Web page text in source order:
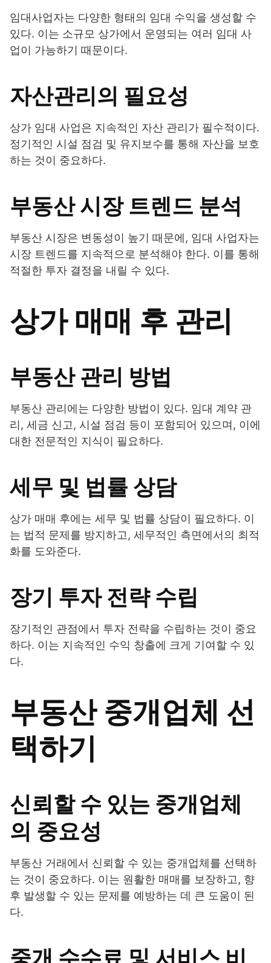
임대사업자는 다양한 형태의 임대 수익을 생성할 수
있다. 이는 소규모 상가에서 운영되는 여러 임대 사
업이 가능하기 때문이다.
자산관리의 필요성
상가 임대 사업은 지속적인 자산 관리가 필수적이다.
정기적인 시설 점검 및 유지보수를 통해 자산을 보호
하는 것이 중요하다.
부동산 시장 트렌드 분석
부동산 시장은 변동성이 높기 때문에, 임대 사업자는
시장 트렌드를 지속적으로 분석해야 한다. 이를 통해
적절한 투자 결정을 내릴 수 있다.
상가 매매 후 관리
부동산 관리 방법
부동산 관리에는 다양한 방법이 있다. 임대 계약 관
리, 세금 신고, 시설 점검 등이 포함되어 있으며, 이에
대한 전문적인 지식이 필요하다.
세무 및 법률 상담
상가 매매 후에는 세무 및 법률 상담이 필요하다. 이
는 법적 문제를 방지하고, 세무적인 측면에서의 최적
화를 도와준다.
장기 투자 전략 수립
장기적인 관점에서 투자 전략을 수립하는 것이 중요
하다. 이는 지속적인 수익 창출에 크게 기여할 수 있
다.
부동산 중개업체 선
택하기
신뢰할 수 있는 중개업체
의 중요성
부동산 거래에서 신뢰할 수 있는 중개업체를 선택하
는 것이 중요하다. 이는 원활한 매매를 보장하고, 향
후 발생할 수 있는 문제를 예방하는 데 큰 도움이 된
다.